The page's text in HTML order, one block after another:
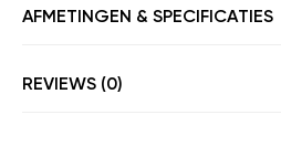
AFMETINGEN & SPECIFICATIES
REVIEWS (0)